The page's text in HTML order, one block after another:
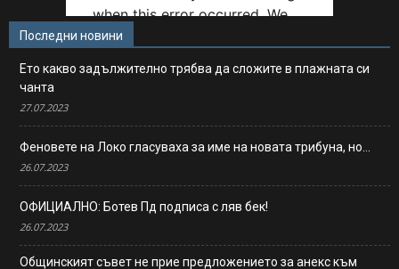
Последни новини
Ето какво задължително трябва да сложите в плажната си
чанта
27.07.2023
Феновете на Локо гласуваха за име на новата трибуна, но…
26.07.2023
ОФИЦИАЛНО: Ботев Пд подписа с ляв бек!
26.07.2023
Общинският съвет не прие предложението за анекс към